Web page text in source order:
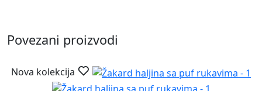
Povezani proizvodi
Nova kolekcija